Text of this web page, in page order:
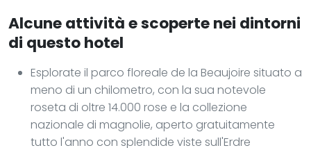
Alcune attività e scoperte nei dintorni
di questo hotel
Esplorate il parco floreale de la Beaujoire situato a
meno di un chilometro, con la sua notevole
roseta di oltre 14.000 rose e la collezione
nazionale di magnolie, aperto gratuitamente
tutto l'anno con splendide viste sull'Erdre